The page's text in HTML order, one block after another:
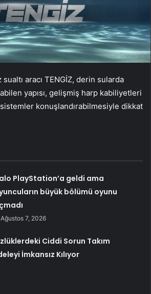
sualtı aracı TENGİZ, derin sularda
yapısı, gelişmiş harp kabiliyetleri
konuşlandırabilmesiyle dikkat
PlayStation’a geldi ama
büyük bölümü oyunu
Ağustos 7, 2026
Ciddi Sorun Takım
İmkansız Kılıyor